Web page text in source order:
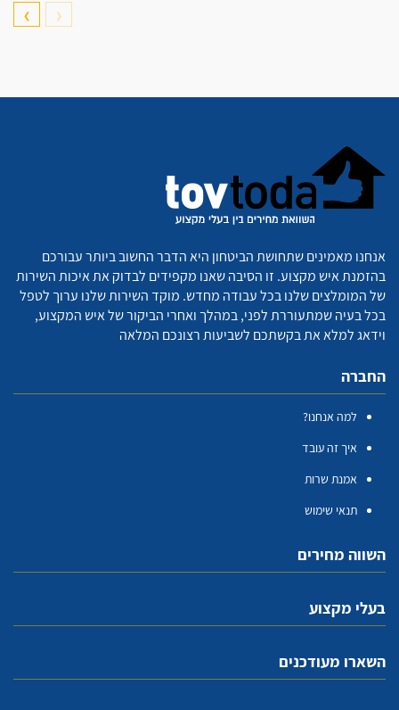
❮
❯
אנחנו מאמינים שתחושת הביטחון היא הדבר החשוב ביותר עבורכם
בהזמנת איש מקצוע. זו הסיבה שאנו מקפידים לבדוק את איכות השירות
של המומלצים שלנו בכל עבודה מחדש. מוקד השירות שלנו ערוך לטפל
בכל בעיה שמתעוררת לפני, במהלך ואחרי הביקור של איש המקצוע,
וידאג למלא את בקשתכם לשביעות רצונכם המלאה
החברה
למה אנחנו?
איך זה עובד
אמנת שרות
תנאי שימוש
השווה מחירים
בעלי מקצוע
השארו מעודכנים